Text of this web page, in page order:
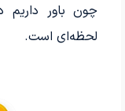
چون باور داریم
لحظه‌ای است.